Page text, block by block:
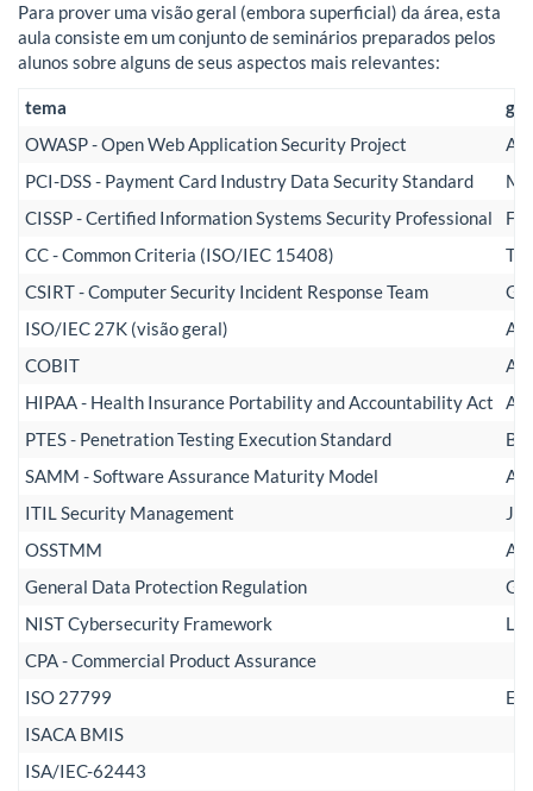
Para prover uma visão geral (embora superficial) da área, esta
aula consiste em um conjunto de seminários preparados pelos
alunos sobre alguns de seus aspectos mais relevantes:
tema
OWASP - Open Web Application Security Project
PCI-DSS - Payment Card Industry Data Security Standard
CISSP - Certified Information Systems Security Professional
CC - Common Criteria (ISO/IEC 15408)
CSIRT - Computer Security Incident Response Team
ISO/IEC 27K (visão geral)
COBIT
HIPAA - Health Insurance Portability and Accountability Act
PTES - Penetration Testing Execution Standard
SAMM - Software Assurance Maturity Model
ITIL Security Management
OSSTMM
General Data Protection Regulation
NIST Cybersecurity Framework
CPA - Commercial Product Assurance
ISO 27799
ISACA BMIS
ISA/IEC-62443